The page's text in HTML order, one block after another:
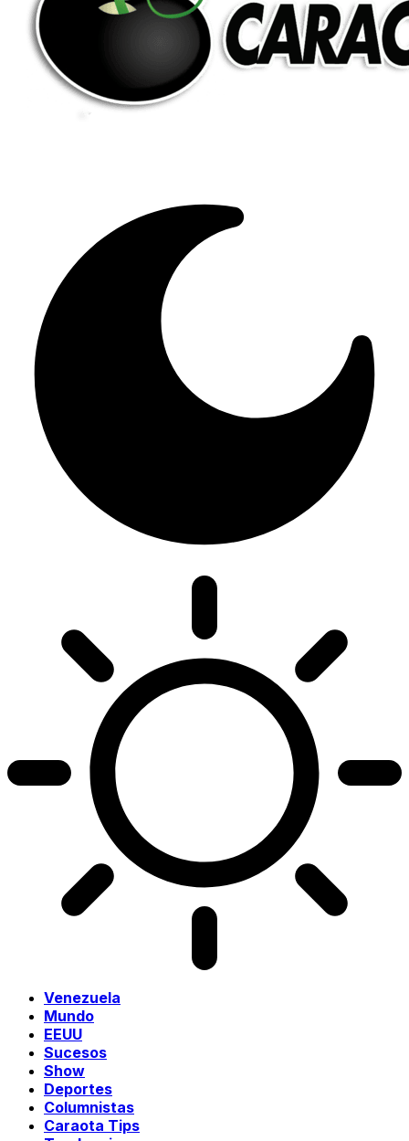
Venezuela
Mundo
EEUU
Sucesos
Show
Deportes
Columnistas
Caraota Tips